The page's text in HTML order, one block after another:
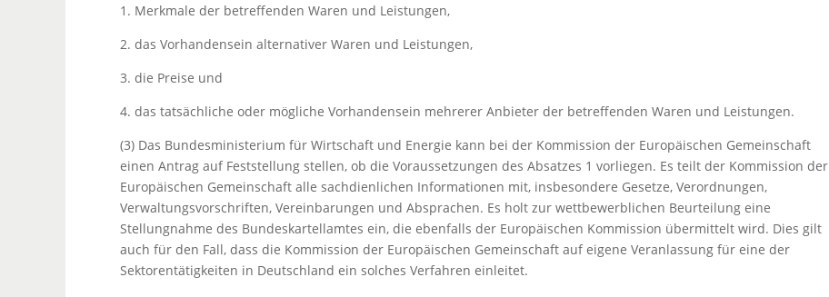
1. Merkmale der betreffenden Waren und Leistungen,
2. das Vorhandensein alternativer Waren und Leistungen,
3. die Preise und
4. das tatsächliche oder mögliche Vorhandensein mehrerer Anbieter der betreffenden Waren und Leistungen.
(3) Das Bundesministerium für Wirtschaft und Energie kann bei der Kommission der Europäischen Gemeinschaft
einen Antrag auf Feststellung stellen, ob die Voraussetzungen des Absatzes 1 vorliegen. Es teilt der Kommission der
Europäischen Gemeinschaft alle sachdienlichen Informationen mit, insbesondere Gesetze, Verordnungen,
Verwaltungsvorschriften, Vereinbarungen und Absprachen. Es holt zur wettbewerblichen Beurteilung eine
Stellungnahme des Bundeskartellamtes ein, die ebenfalls der Europäischen Kommission übermittelt wird. Dies gilt
auch für den Fall, dass die Kommission der Europäischen Gemeinschaft auf eigene Veranlassung für eine der
Sektorentätigkeiten in Deutschland ein solches Verfahren einleitet.